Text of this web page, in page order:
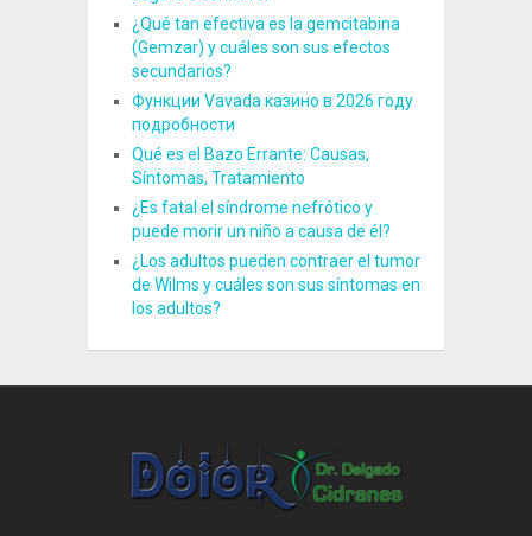
¿Qué tan efectiva es la gemcitabina
(Gemzar) y cuáles son sus efectos
secundarios?
Функции Vavada казино в 2026 году
подробности
Qué es el Bazo Errante: Causas,
Síntomas, Tratamiento
¿Es fatal el síndrome nefrótico y
puede morir un niño a causa de él?
¿Los adultos pueden contraer el tumor
de Wilms y cuáles son sus síntomas en
los adultos?